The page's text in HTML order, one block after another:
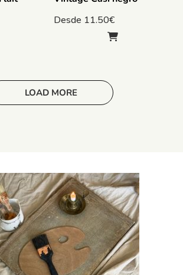
Desde 11.50€
LOAD MORE